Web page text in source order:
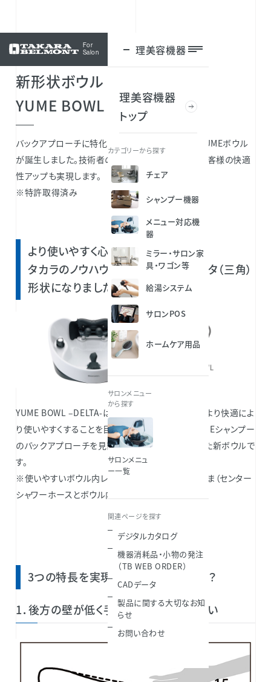
For
Salon
理美容機器
理美容機器
トップ
カテゴリーから探す
チェア
シャンプー機器
メニュー対応機
器
ミラー・サロン家
具・ワゴン等
給湯システム
サロンPOS
ホームケア用品
サロンメニュー
から探す
サロンメニュ
ー一覧
関連ページを探す
デジタルカタログ
機器消耗品・小物の発注
（TB WEB ORDER）
CADデータ
製品に関する大切なお知
らせ
お問い合わせ
ログイン
新形状ボウル
YUME BOWL -DELTA-
バックアプローチに特化したデルタ（三角）形状のYUMEボウル
が誕生しました。技術者の使いやすさにこだわり、お客様の快適
性アップも実現します。
※特許取得済み
より使いやすく心地よいボウルへ
タカラのノウハウを詰め込んだらデルタ（三角）
形状になりました
YUME BOWL –DELTA-は、サロン様のシャンプーをより快適によ
り使いやすくすることを目指して、約10年ぶりにYUMEシャンプー
のバックアプローチを見直し、新たな形状で開発した新ボウルで
す。
※使いやすいボウル内レイアウトは従来ボウルのまま（センター
シャワーホースとボウル内サーモハンドル）
3つの特長を実現するデルタ形状とは？
1．後方の壁が低く手をストロークしやすい